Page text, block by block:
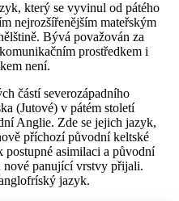
který se vyvinul od pátého
nejrozšířenějším mateřským
Bývá považován za
prostředkem i
není.
částí severozápadního
(Jutové) v pátém století
Anglie. Zde se jejich jazyk,
příchozí původní keltské
asimilaci a původní
nové panující vrstvy přijali.
jazyk.